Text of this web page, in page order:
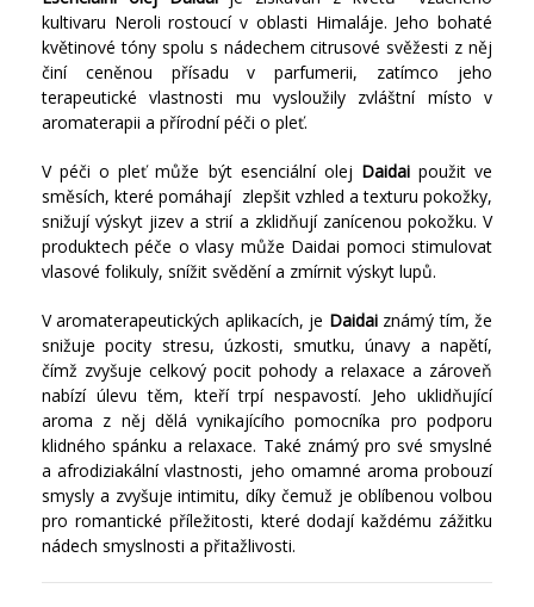
kultivaru Neroli rostoucí v oblasti Himaláje. Jeho bohaté
květinové tóny spolu s nádechem citrusové svěžesti z něj
činí ceněnou přísadu v parfumerii, zatímco jeho
terapeutické vlastnosti mu vysloužily zvláštní místo v
aromaterapii a přírodní péči o pleť.
V péči o pleť může být esenciální olej Daidaipoužit ve
směsích, které pomáhají zlepšit vzhled a texturu pokožky,
snižují výskyt jizev a strií a zklidňují zanícenou pokožku. V
produktech péče o vlasy může Daidai pomoci stimulovat
vlasové folikuly, snížit svědění a zmírnit výskyt lupů.
V aromaterapeutických aplikacích, je Daidaiznámý tím, že
snižuje pocity stresu, úzkosti, smutku, únavy a napětí,
čímž zvyšuje celkový pocit pohody a relaxace a zároveň
nabízí úlevu těm, kteří trpí nespavostí. Jeho uklidňující
aroma z něj dělá vynikajícího pomocníka pro podporu
klidného spánku a relaxace. Také známý pro své smyslné
a afrodiziakální vlastnosti, jeho omamné aroma probouzí
smysly a zvyšuje intimitu, díky čemuž je oblíbenou volbou
pro romantické příležitosti, které dodají každému zážitku
nádech smyslnosti a přitažlivosti.